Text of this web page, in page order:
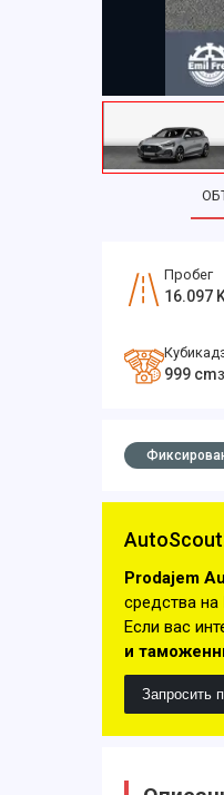
Пробег
16.097
999 cm3
Prodajem
средства на
Если вас
и
Запросить